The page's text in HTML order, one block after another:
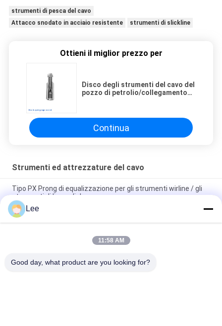
strumenti di pesca del cavo
Attacco snodato in acciaio resistente
strumenti di slickline
Ottieni il miglior prezzo per
Disco degli strumenti del cavo del
pozzo di petrolio/collegamento
Continua
Strumenti ed attrezzature del cavo
Tipo PX Prong di equalizzazione per gli strumenti wirline / gli
strumenti di linea slick
API Oilfield Wireline Tool String/acciaio legato Slick Line Tool
String
Strumenti del cavo del filo di ONU e tipo di goccia della pera
Lee
11:58 AM
Good day, what product are you looking for?